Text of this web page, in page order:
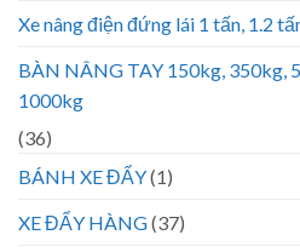
Xe nâng điện đứng lái 1 tấn, 1.2
BÀN NÂNG TAY 150kg, 350kg,
1000kg
(36)
BÁNH XE ĐẨY(1)
XE ĐẨY HÀNG(37)